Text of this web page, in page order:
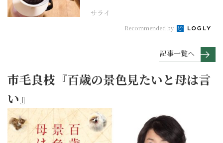
サライ
Recommended by
記事一覧へ
市毛良枝『百歳の景色見たいと母は言
い』